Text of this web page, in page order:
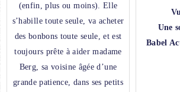
(enfin, plus ou moins). Elle
s’habille toute seule, va acheter
des bonbons toute seule, et est
toujours prête à aider madame
Berg, sa voisine âgée d’une
grande patience, dans ses petits
Une
Babel